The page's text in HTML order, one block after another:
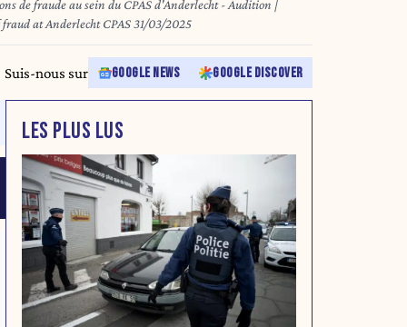
de fraude au sein du CPAS d'Anderlecht - Audition |
Working group following suspicions of fraud at Anderlecht CPAS 31/03/2025
Suis-nous sur GOOGLE NEWS GOOGLE DISCOVER
LES PLUS LUS